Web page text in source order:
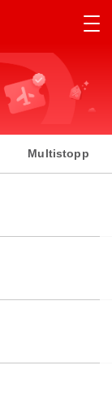
Multistopp